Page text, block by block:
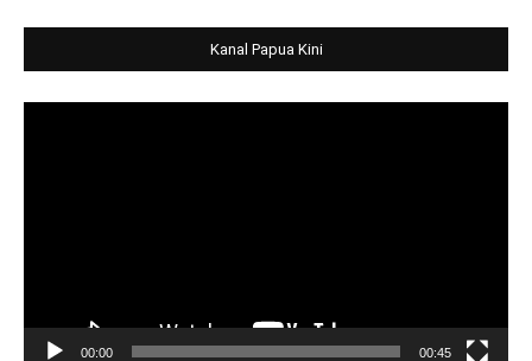
Kanal Papua Kini
00:00 00:45